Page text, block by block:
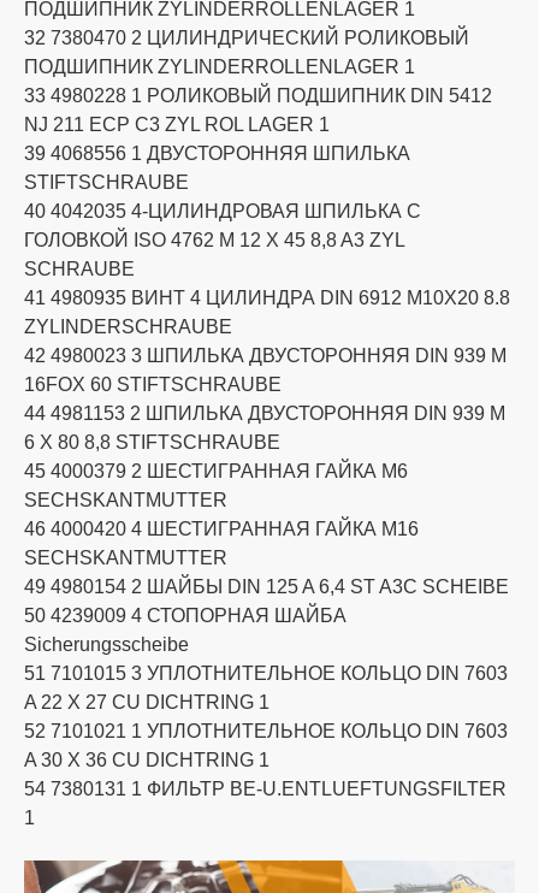
ПОДШИПНИК ZYLINDERROLLENLAGER 1
32 7380470 2 ЦИЛИНДРИЧЕСКИЙ РОЛИКОВЫЙ
ПОДШИПНИК ZYLINDERROLLENLAGER 1
33 4980228 1 РОЛИКОВЫЙ ПОДШИПНИК DIN 5412
NJ 211 ECP C3 ZYL ROL LAGER 1
39 4068556 1 ДВУСТОРОННЯЯ ШПИЛЬКА
STIFTSCHRAUBE
40 4042035 4-ЦИЛИНДРОВАЯ ШПИЛЬКА С
ГОЛОВКОЙ ISO 4762 M 12 X 45 8,8 A3 ZYL
SCHRAUBE
41 4980935 ВИНТ 4 ЦИЛИНДРА DIN 6912 M10X20 8.8
ZYLINDERSCHRAUBE
42 4980023 3 ШПИЛЬКА ДВУСТОРОННЯЯ DIN 939 M
16FOX 60 STIFTSCHRAUBE
44 4981153 2 ШПИЛЬКА ДВУСТОРОННЯЯ DIN 939 M
6 X 80 8,8 STIFTSCHRAUBE
45 4000379 2 ШЕСТИГРАННАЯ ГАЙКА M6
SECHSKANTMUTTER
46 4000420 4 ШЕСТИГРАННАЯ ГАЙКА M16
SECHSKANTMUTTER
49 4980154 2 ШАЙБЫ DIN 125 A 6,4 ST A3C SCHEIBE
50 4239009 4 СТОПОРНАЯ ШАЙБА
Sicherungsscheibe
51 7101015 3 УПЛОТНИТЕЛЬНОЕ КОЛЬЦО DIN 7603
A 22 X 27 CU DICHTRING 1
52 7101021 1 УПЛОТНИТЕЛЬНОЕ КОЛЬЦО DIN 7603
A 30 X 36 CU DICHTRING 1
54 7380131 1 ФИЛЬТР BE-U.ENTLUEFTUNGSFILTER
1